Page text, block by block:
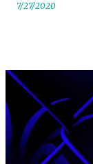
7/27/2020